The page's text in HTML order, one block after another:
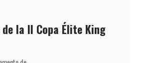
la II Copa Élite King